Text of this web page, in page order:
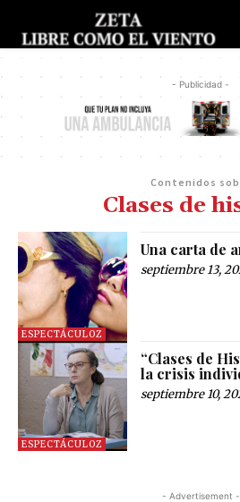
- Publicidad -
Contenidos
Clases de
ESPECTÁCULOZ
Una carta de
septiembre 13,
ESPECTÁCULOZ
“Clases de
la crisis
septiembre 10,
- Advertisement -